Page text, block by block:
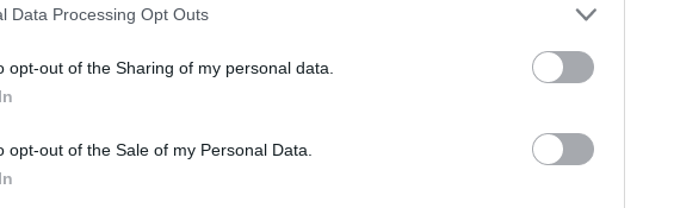
Data Processing Opt Outs
opt-out of the Sharing of my personal data.
opt-out of the Sale of my Personal Data.